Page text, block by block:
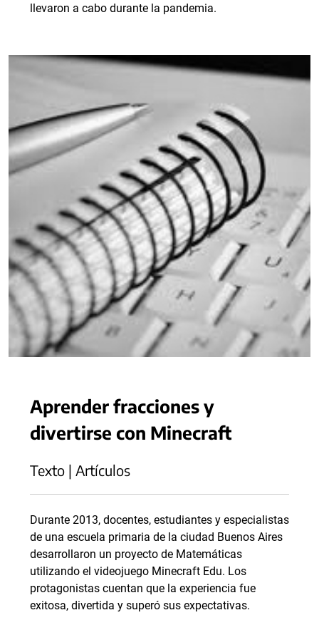
llevaron a cabo durante la pandemia.
Aprender fracciones y
divertirse con Minecraft
Texto | Artículos
Durante 2013, docentes, estudiantes y especialistas
de una escuela primaria de la ciudad Buenos Aires
desarrollaron un proyecto de Matemáticas
utilizando el videojuego Minecraft Edu. Los
protagonistas cuentan que la experiencia fue
exitosa, divertida y superó sus expectativas.